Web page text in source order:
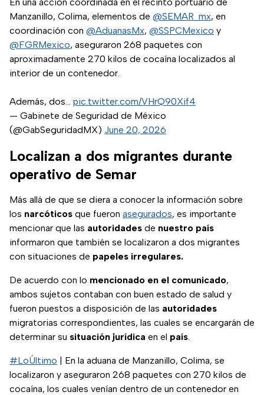
Manzanillo, Colima, elementos de @SEMAR_mx, en
coordinación con @AduanasMx, @SSPCMexico y
@FGRMexico, aseguraron 268 paquetes con
aproximadamente 270 kilos de cocaína localizados al
interior de un contenedor.
Además, dos… pic.twitter.com/VHrQ90Xif4
— Gabinete de Seguridad de México
(@GabSeguridadMX) June 20, 2026
Localizan a dos migrantes durante
operativo de Semar
Más allá de que se diera a conocer la información sobre
los narcóticos que fueron asegurados, es importante
mencionar que las autoridades de nuestro país
informaron que también se localizaron a dos migrantes
con situaciones de papeles irregulares.
De acuerdo con lo mencionado en el comunicado,
ambos sujetos contaban con buen estado de salud y
fueron puestos a disposición de las autoridades
migratorias correspondientes, las cuales se encargarán de
determinar su situación jurídica en el país.
#LoÚltimo | En la aduana de Manzanillo, Colima, se
localizaron y aseguraron 268 paquetes con 270 kilos de
cocaína, los cuales venían dentro de un contenedor en